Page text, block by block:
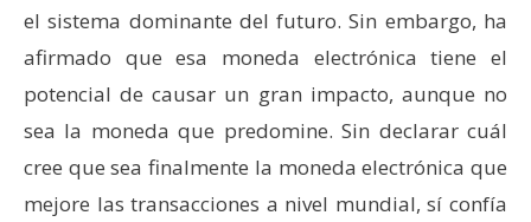
s
t
c
el sistema dominante del futuro. Sin embargo, ha
afirmado que esa moneda electrónica tiene el
potencial de causar un gran impacto, aunque no
sea la moneda que predomine. Sin declarar cuál
cree que sea finalmente la moneda electrónica que
mejore las transacciones a nivel mundial, sí confía